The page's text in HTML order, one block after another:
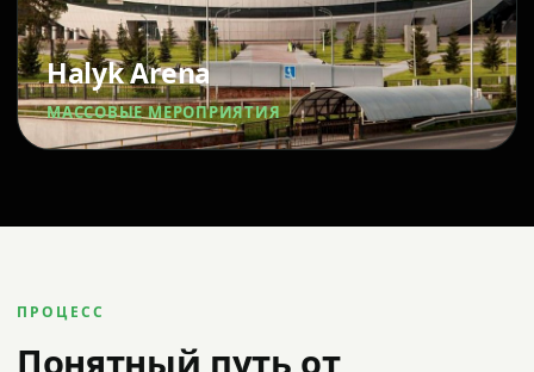
Halyk Arena
МАССОВЫЕ МЕРОПРИЯТИЯ
ПРОЦЕСС
Понятный путь от